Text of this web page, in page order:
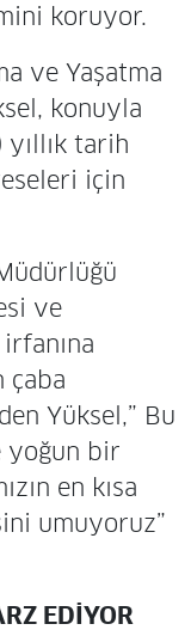
koruyor.
ve Yaşatma
konuyla
yıllık tarih
için
ve
çaba
Yüksel,” Bu
yoğun bir
en kısa
umuyoruz”
EDİYOR